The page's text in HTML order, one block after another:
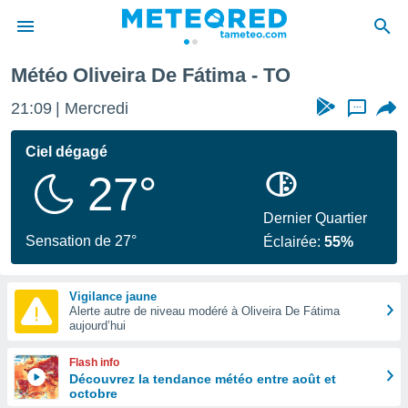
de
Météo Oliveira De Fátima - TO
21:09 Mercredi ...
Ciel dégagé
27°
Sensation de 27°
Dernier Quartier
Éclairée:55%
Vigilance jaune
Alerte autre de niveau modéré à Oliveira De Fátima
aujourd’hui
Flash info
Découvrez la tendance météo entre août et
octobre